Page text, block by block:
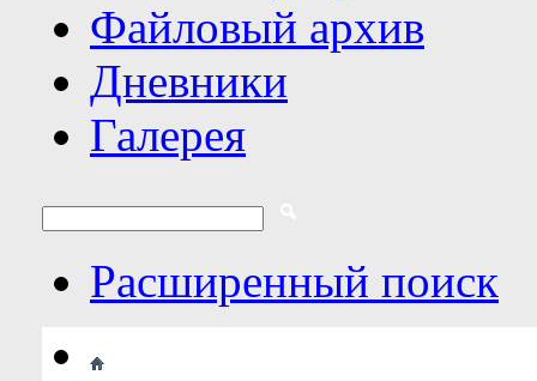
Файловый архив
Дневники
Галерея
Расширенный поиск